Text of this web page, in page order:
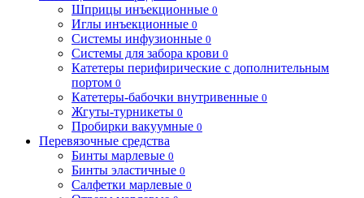
Шприцы инъекционные 0
Иглы инъекционные 0
Системы инфузионные 0
Системы для забора крови 0
Катетеры перифирические с дополнительным
портом 0
Катетеры-бабочки внутривенные 0
Жгуты-турникеты 0
Пробирки вакуумные 0
Перевязочные средства
Бинты марлевые 0
Бинты эластичные 0
Салфетки марлевые 0